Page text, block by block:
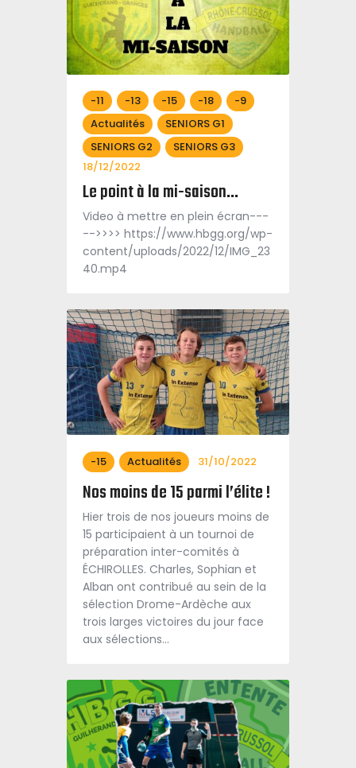
-11 -13 -15 -18
-9
Actualités
SENIORS G1
SENIORS G2
SENIORS G3
18/12/2022
Le point à la mi-saison…
Video à mettre en plein écran---
-->>>> https://www.hbgg.org/wp-
content/uploads/2022/12/IMG_23
40.mp4
-15 Actualités 31/10/2022
Nos moins de 15 parmi l’élite !
Hier trois de nos joueurs moins de
15 participaient à un tournoi de
préparation inter-comités à
ÉCHIROLLES. Charles, Sophian et
Alban ont contribué au sein de la
sélection Drome-Ardèche aux
trois larges victoires du jour face
aux sélections…